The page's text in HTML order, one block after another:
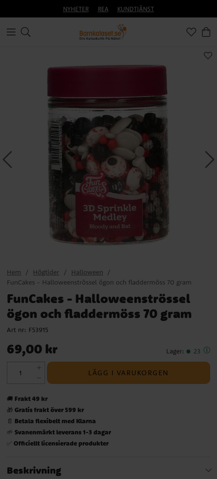
NYHETER REA KUNDTJÄNST
Hem Högtider
Halloween
FunCakes - Halloweenströssel ögon och fladdermöss 70 gram
FunCakes - Halloweenströssel
ögon och fladdermöss 70 gram
Art nr: F53915
Pris: 69,00 kr
69,00 kr Lager: 23
LÄGG I VARUKORGEN
🚚 Frakt 49 kr
🎁 Gratis frakt över 599 kr
📄 Betala flexibelt med Klarna
🌱 Svanenmärkt leverans 1-3 dagar
✅ Officiellt licensierade produkter
Beskrivning